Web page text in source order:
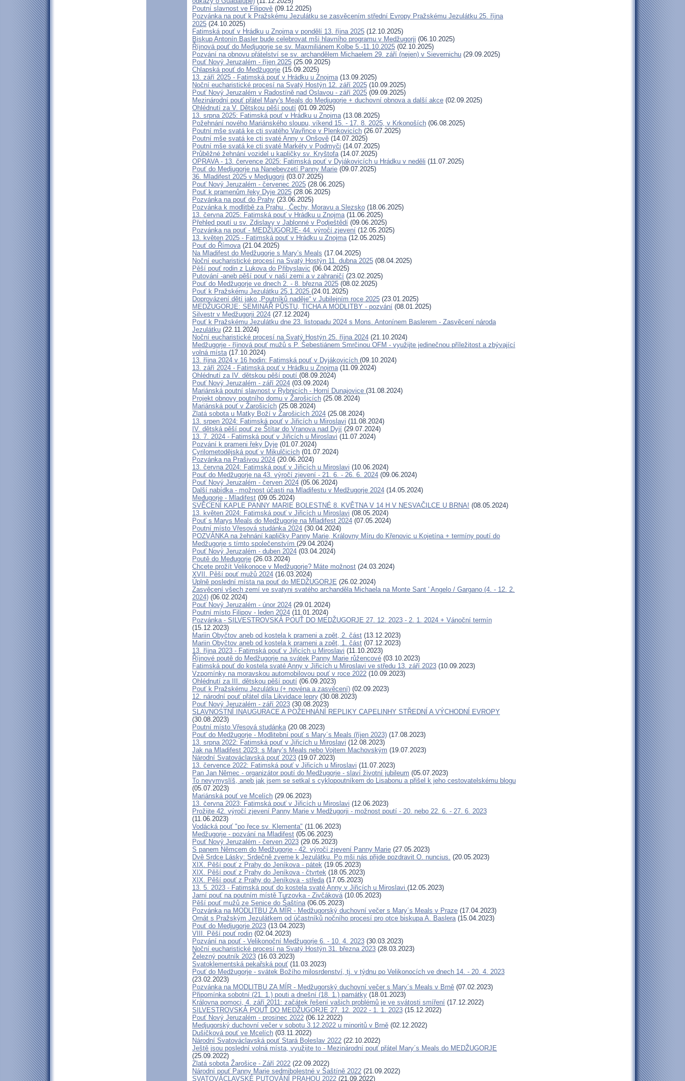
Poutní slavnost ve Filipově (09.12.2025)
Pozvánka na pouť k Pražskému Jezulátku se zasvěcením střední Evropy Pražskému Jezulátku 25. října
2025 (24.10.2025)
Fatimská pouť v Hrádku u Znojma v pondělí 13. října 2025 (12.10.2025)
Biskup Antonín Basler bude celebrovat mši hlavního programu v Medžugorji (06.10.2025)
Říjnová pouť do Medjugorje se sv. Maxmiliánem Kolbe 5.-11.10.2025 (02.10.2025)
Pozvání na obnovu přátelství se sv. archandělem Michaelem 29. září (nejen) v Sievernichu (29.09.2025)
Pouť Nový Jeruzalém - říjen 2025 (25.09.2025)
Chlapská pouť do Medžugorje (15.09.2025)
13. září 2025 - Fatimská pouť v Hrádku u Znojma(13.09.2025)
Noční eucharistické procesí na Svatý Hostýn 12. září 2025 (10.09.2025)
Pouť Nový Jeruzalém v Radostíně nad Oslavou - září 2025 (09.09.2025)
Mezinárodní pouť přátel Mary's Meals do Medjugorje + duchovní obnova a další akce (02.09.2025)
Ohlédnutí za V. Dětskou pěší poutí (01.09.2025)
13. srpna 2025: Fatimská pouť v Hrádku u Znojma(13.08.2025)
Požehnání nového Mariánského sloupu, víkend 15. - 17. 8. 2025, v Krkonoších (06.08.2025)
Poutní mše svatá ke cti svatého Vavřince v Plenkovicích (26.07.2025)
Poutní mše svatá ke cti svaté Anny v Onšově (14.07.2025)
Poutní mše svatá ke cti svaté Markéty v Podmyči (14.07.2025)
Průběžné žehnání vozidel u kapličky sv. Kryštofa(14.07.2025)
OPRAVA - 13. července 2025: Fatimská pouť v Dyjákovicích u Hrádku v neděli (11.07.2025)
Pouť do Medjugorje na Nanebevzetí Panny Marie (09.07.2025)
36. Mladifest 2025 v Medjugorji (03.07.2025)
Pouť Nový Jeruzalém - červenec 2025 (28.06.2025)
Pouť k pramenům řeky Dyje 2025 (28.06.2025)
Pozvánka na pouť do Prahy (23.06.2025)
Pozvánka k modlitbě za Prahu , Čechy, Moravu a Slezsko (18.06.2025)
13. června 2025: Fatimská pouť v Hrádku u Znojma(11.06.2025)
Přehled poutí u sv. Zdislavy v Jablonné v Podještědí (09.06.2025)
Pozvánka na pouť - MEDŽUGORJE- 44. výročí zjevení (12.05.2025)
13. květen 2025 - Fatimská pouť v Hrádku u Znojma(12.05.2025)
Pouť do Římova(21.04.2025)
Na Mladifest do Medžugorje s Mary’s Meals (17.04.2025)
Noční eucharistické procesí na Svatý Hostýn 11. dubna 2025 (08.04.2025)
Pěší pouť rodin z Lukova do Přibyslavic (06.04.2025)
Putování -aneb pěší pouť v naší zemi a v zahraničí (23.02.2025)
Pouť do Medžugorje ve dnech 2. - 8. března 2025 (08.02.2025)
Pouť k Pražskému Jezulátku 25.1.2025 (24.01.2025)
Doprovázení dětí jako „Poutníků naděje“ v Jubilejním roce 2025 (23.01.2025)
MEDŽUGORJE: SEMINÁŘ PŮSTU, TICHA A MODLITBY - pozvání (08.01.2025)
Silvestr v Medžugorji 2024 (27.12.2024)
Pouť k Pražskému Jezulátku dne 23. listopadu 2024 s Mons. Antonínem Baslerem - Zasvěcení národa
Jezulátku (22.11.2024)
Noční eucharistické procesí na Svatý Hostýn 25. října 2024 (21.10.2024)
Medžugorje - říjnová pouť mužů s P. Šebestiánem Smrčinou OFM - využijte jedinečnou příležitost a zbývající
volná místa(17.10.2024)
13. října 2024 v 16 hodin: Fatimská pouť v Dyjákovicích (09.10.2024)
13. září 2024 - Fatimská pouť v Hrádku u Znojma(11.09.2024)
Ohlédnutí za IV. dětskou pěší poutí (08.09.2024)
Pouť Nový Jeruzalém - září 2024 (03.09.2024)
Mariánská poutní slavnost v Rybnicích - Horní Dunajovice (31.08.2024)
Projekt obnovy poutního domu v Žarošicích (25.08.2024)
Mariánská pouť v Žarošicích (25.08.2024)
Zlatá sobota u Matky Boží v Žarošicích 2024 (25.08.2024)
13. srpen 2024: Fatimská pouť v Jiřicích u Miroslavi (11.08.2024)
IV. dětská pěší pouť ze Štítar do Vranova nad Dyjí (29.07.2024)
13. 7. 2024 - Fatimská pouť v Jiřicích u Miroslavi (11.07.2024)
Pozvání k prameni řeky Dyje (01.07.2024)
Cyrilometodějská pouť v Mikulčicích (01.07.2024)
Pozvánka na Prašivou 2024 (20.06.2024)
13. června 2024: Fatimská pouť v Jiřicích u Miroslavi (10.06.2024)
Pouť do Medžugorje na 43. výročí zjevení - 21. 6. - 26. 6. 2024 (09.06.2024)
Pouť Nový Jeruzalém - červen 2024 (05.06.2024)
Další nabídka - možnost účasti na Mladifestu v Medžugorje 2024 (14.05.2024)
Međugorje - Mladifest (09.05.2024)
SVĚCENÍ KAPLE PANNY MARIE BOLESTNÉ 8. KVĚTNA V 14 H V NESVAČILCE U BRNA! (08.05.2024)
13. květen 2024: Fatimská pouť v Jiřicích u Miroslavi (08.05.2024)
Pouť s Marys Meals do Medžugorje na Mladifest 2024 (07.05.2024)
Poutní místo Vřesová studánka 2024 (30.04.2024)
POZVÁNKA na žehnání kapličky Panny Marie, Královny Míru do Křenovic u Kojetína + termíny poutí do
Medžugorje s tímto společenstvím (29.04.2024)
Pouť Nový Jeruzalém - duben 2024 (03.04.2024)
Poutě do Međugorje (26.03.2024)
Chcete prožít Velikonoce v Medžugorje? Máte možnost (24.03.2024)
XVII. Pěší pouť mužů 2024 (16.03.2024)
Úplně poslední místa na pouť do MEDŽUGORJE (26.02.2024)
Zasvěcení všech zemí ve svatyni svatého archanděla Michaela na Monte Sant ' Angelo / Gargano (4. - 12. 2.
2024) (06.02.2024)
Pouť Nový Jeruzalém - únor 2024 (29.01.2024)
Poutní místo Filipov - leden 2024 (11.01.2024)
Pozvánka - SILVESTROVSKÁ POUŤ DO MEDŽUGORJE 27. 12. 2023 - 2. 1. 2024 + Vánoční termín
(15.12.2023)
Mariin Obyčtov aneb od kostela k prameni a zpět, 2. část (13.12.2023)
Mariin Obyčtov aneb od kostela k prameni a zpět, 1. část (07.12.2023)
13. října 2023 - Fatimská pouť v Jiřicích u Miroslavi (11.10.2023)
Říjnové poutě do Medžugorje na svátek Panny Marie růžencové (03.10.2023)
Fatimská pouť do kostela svaté Anny v Jiřicích u Miroslavi ve středu 13. září 2023 (10.09.2023)
Vzpomínky na moravskou automobilovou pouť v roce 2022 (10.09.2023)
Ohlédnutí za III. dětskou pěší poutí (06.09.2023)
Pouť k Pražskému Jezulátku (+ novéna a zasvěcení) (02.09.2023)
12. národní pouť přátel díla Likvidace lepry (30.08.2023)
Pouť Nový Jeruzalém - září 2023 (30.08.2023)
SLAVNOSTNÍ INAUGURACE A POŽEHNÁNÍ REPLIKY CAPELINHY STŘEDNÍ A VÝCHODNÍ EVROPY
(30.08.2023)
Poutní místo Vřesová studánka(20.08.2023)
Pouť do Medžugorje - Modlitební pouť s Mary´s Meals (říjen 2023) (17.08.2023)
13. srpna 2022: Fatimská pouť v Jiřicích u Miroslavi (12.08.2023)
Jak na Mladifest 2023: s Mary’s Meals nebo Vojtem Machovským (19.07.2023)
Národní Svatováclavská pouť 2023 (19.07.2023)
13. července 2022: Fatimská pouť v Jiřicích u Miroslavi (11.07.2023)
Pan Jan Němec - organizátor poutí do Medžugorje - slaví životní jubileum (05.07.2023)
To nevymyslíš, aneb jak jsem se setkal s cyklopoutníkem do Lisabonu a přišel k jeho cestovatelskému blogu
(05.07.2023)
Mariánská pouť ve Mcelích (29.06.2023)
13. června 2023: Fatimská pouť v Jiřicích u Miroslavi (12.06.2023)
Prožijte 42. výročí zjevení Panny Marie v Medžugorji - možnost poutí - 20. nebo 22. 6. - 27. 6. 2023
(11.06.2023)
Vodácká pouť "po řece sv. Klementa" (11.06.2023)
Medžugorje - pozvání na Mladifest (05.06.2023)
Pouť Nový Jeruzalém - červen 2023 (29.05.2023)
S panem Němcem do Medžugorje - 42. výročí zjevení Panny Marie (27.05.2023)
Dvě Srdce Lásky: Srdečně zveme k Jezulátku. Po mši nás přijde pozdravit O. nuncius. (20.05.2023)
XIX. Pěší pouť z Prahy do Jeníkova - pátek (19.05.2023)
XIX. Pěší pouť z Prahy do Jeníkova - čtvrtek (18.05.2023)
XIX. Pěší pouť z Prahy do Jeníkova - středa(17.05.2023)
13. 5. 2023 - Fatimská pouť do kostela svaté Anny v Jiřicích u Miroslavi (12.05.2023)
Jarní pouť na poutním místě Turzovka - Zivčáková(10.05.2023)
Pěší pouť mužů ze Senice do Šaštína(06.05.2023)
Pozvánka na MODLITBU ZA MÍR - Medžugorský duchovní večer s Mary´s Meals v Praze (17.04.2023)
Ornát s Pražským Jezulátkem od účastníků nočního procesí pro otce biskupa A. Baslera(15.04.2023)
Pouť do Medjugorje 2023 (13.04.2023)
VIII. Pěší pouť rodin (02.04.2023)
Pozvání na pouť - Velikonoční Medžugorje 6. - 10. 4. 2023 (30.03.2023)
Noční eucharistické procesí na Svatý Hostýn 31. března 2023 (28.03.2023)
Železný poutník 2023 (16.03.2023)
Svatoklementská pekařská pouť (11.03.2023)
Pouť do Medžugorje - svátek Božího milosrdenství, tj. v týdnu po Velikonocích ve dnech 14. - 20. 4. 2023
(23.02.2023)
Pozvánka na MODLITBU ZA MÍR - Medžugorský duchovní večer s Mary´s Meals v Brně (07.02.2023)
Připomínka sobotní (21. 1.) pouti a dnešní (18. 1.) památky (18.01.2023)
Královna pomoci, 4. září 2011: začátek řešení vašich problémů je ve svátosti smíření (17.12.2022)
SILVESTROVSKÁ POUŤ DO MEDŽUGORJE 27. 12. 2022 - 1. 1. 2023 (15.12.2022)
Pouť Nový Jeruzalém - prosinec 2022 (06.12.2022)
Medjugorský duchovní večer v sobotu 3.12.2022 u minoritů v Brně (02.12.2022)
Dušičková pouť ve Mcelích (03.11.2022)
Národní Svatováclavská pouť Stará Boleslav 2022 (22.10.2022)
Ještě jsou poslední volná místa, využijte to - Mezinárodní pouť přátel Mary´s Meals do MEDŽUGORJE
(25.09.2022)
Zlatá sobota Žarošice - Září 2022 (22.09.2022)
Národní pouť Panny Marie sedmibolestné v Šaštíně 2022 (21.09.2022)
SVATOVÁCLAVSKÉ PUTOVÁNÍ PRAHOU 2022 (21.09.2022)